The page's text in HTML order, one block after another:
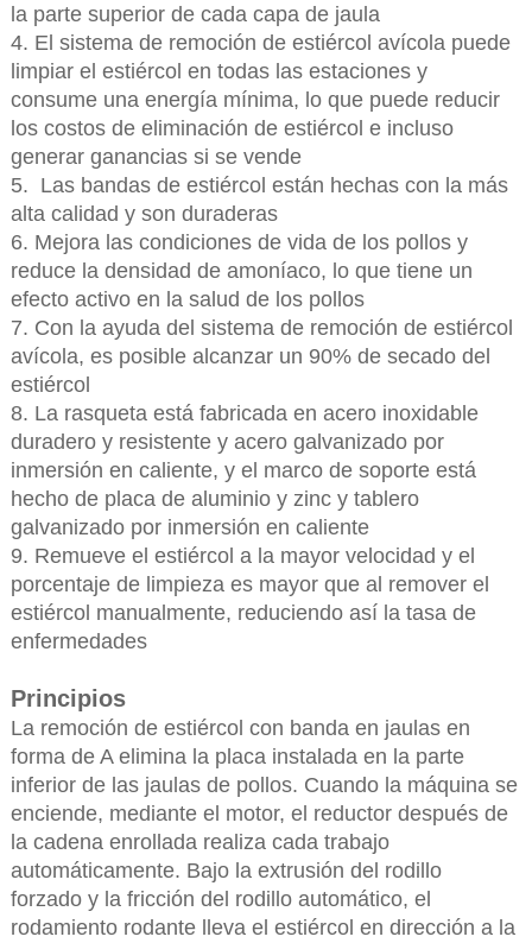
la parte superior de cada capa de jaula
4. El sistema de remoción de estiércol avícola puede
limpiar el estiércol en todas las estaciones y
consume una energía mínima, lo que puede reducir
los costos de eliminación de estiércol e incluso
generar ganancias si se vende
5. Las bandas de estiércol están hechas con la más
alta calidad y son duraderas
6. Mejora las condiciones de vida de los pollos y
reduce la densidad de amoníaco, lo que tiene un
efecto activo en la salud de los pollos
7. Con la ayuda del sistema de remoción de estiércol
avícola, es posible alcanzar un 90% de secado del
estiércol
8. La rasqueta está fabricada en acero inoxidable
duradero y resistente y acero galvanizado por
inmersión en caliente, y el marco de soporte está
hecho de placa de aluminio y zinc y tablero
galvanizado por inmersión en caliente
9. Remueve el estiércol a la mayor velocidad y el
porcentaje de limpieza es mayor que al remover el
estiércol manualmente, reduciendo así la tasa de
enfermedades
Principios
La remoción de estiércol con banda en jaulas en
forma de A elimina la placa instalada en la parte
inferior de las jaulas de pollos. Cuando la máquina se
enciende, mediante el motor, el reductor después de
la cadena enrollada realiza cada trabajo
automáticamente. Bajo la extrusión del rodillo
forzado y la fricción del rodillo automático, el
rodamiento rodante lleva el estiércol en dirección a la